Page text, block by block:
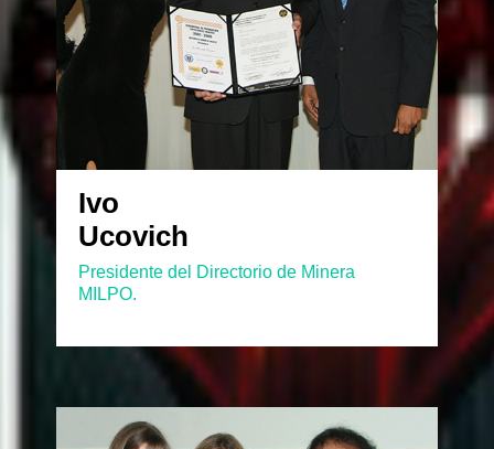
Ivo
Ucovich
Presidente del Directorio de Minera
MILPO.